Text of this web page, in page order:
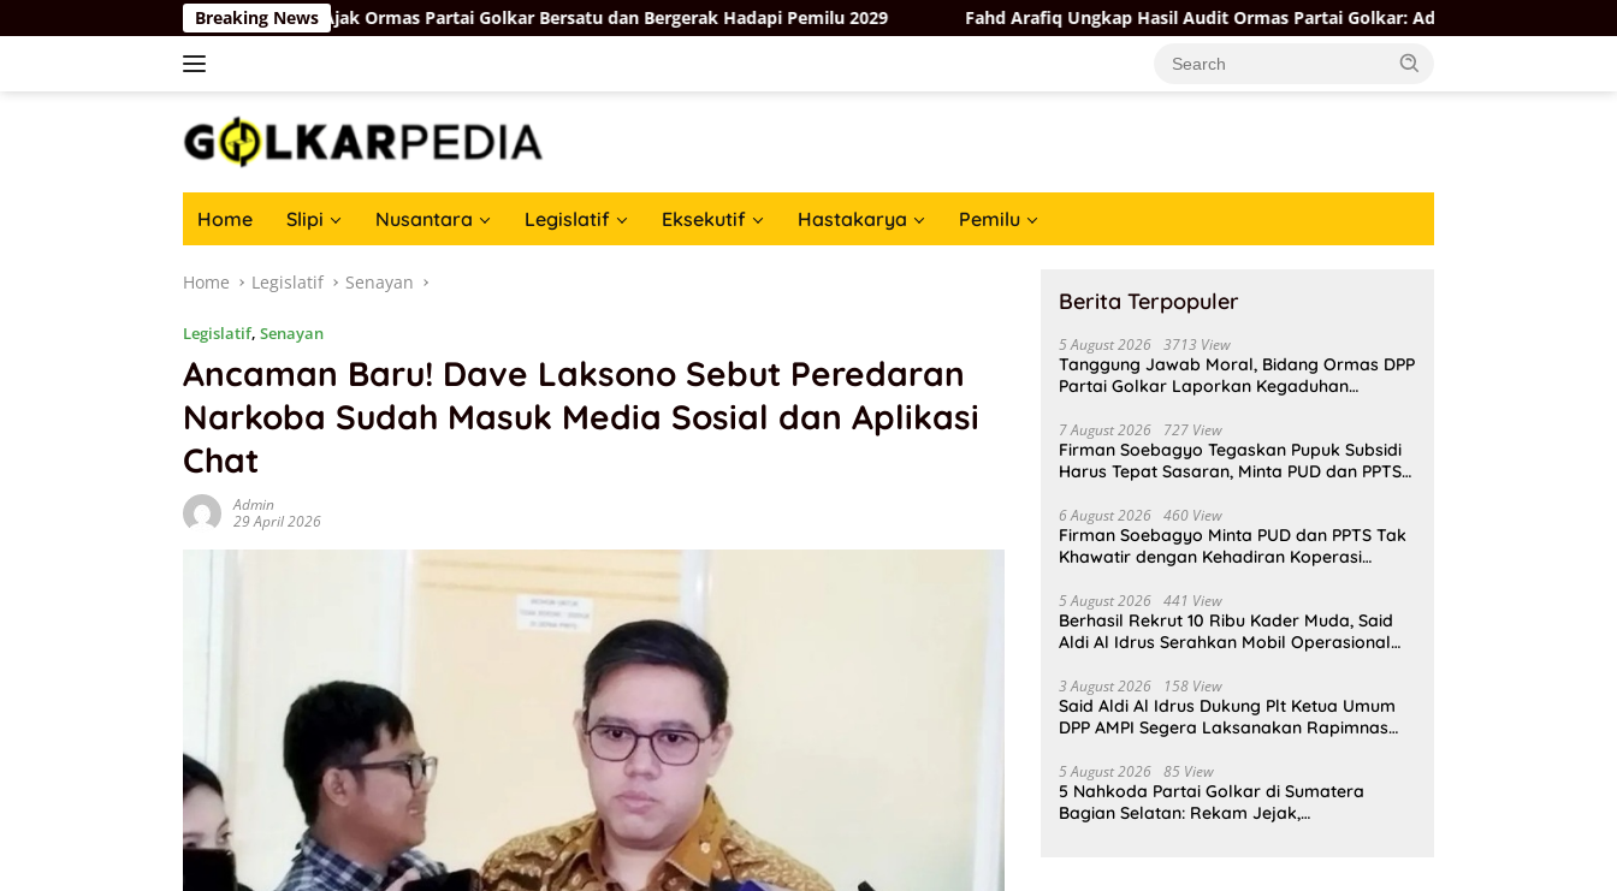
to
Breaking News
Basri Baco Ajak Ormas Partai Golkar Bersatu dan Bergerak Hadapi Pemilu 2029 Fahd Arafiq Ungkap Hasil Audit Ormas Partai Golkar: Ada yang Kuat, Ada yang “Parah”
Home Slipi Nusantara Legislatif Eksekutif Hastakarya Pemilu
Home Legislatif Senayan
Legislatif, Senayan
Ancaman Baru! Dave Laksono Sebut Peredaran
Narkoba Sudah Masuk Media Sosial dan Aplikasi
Chat
Admin
29 April 2026
Berita Terpopuler
5 August 2026 3713 View
Tanggung Jawab Moral, Bidang Ormas DPP
Partai Golkar Laporkan Kegaduhan
7 August 2026 727 View
Firman Soebagyo Tegaskan Pupuk Subsidi
Harus Tepat Sasaran, Minta PUD dan PPTS
6 August 2026 460 View
Firman Soebagyo Minta PUD dan PPTS Tak
Khawatir dengan Kehadiran Koperasi
5 August 2026 441 View
Berhasil Rekrut 10 Ribu Kader Muda, Said
Aldi Al Idrus Serahkan Mobil Operasional
3 August 2026 158 View
Said Aldi Al Idrus Dukung Plt Ketua Umum
DPP AMPI Segera Laksanakan Rapimnas
5 August 2026 85 View
5 Nahkoda Partai Golkar di Sumatera
Bagian Selatan: Rekam Jejak,